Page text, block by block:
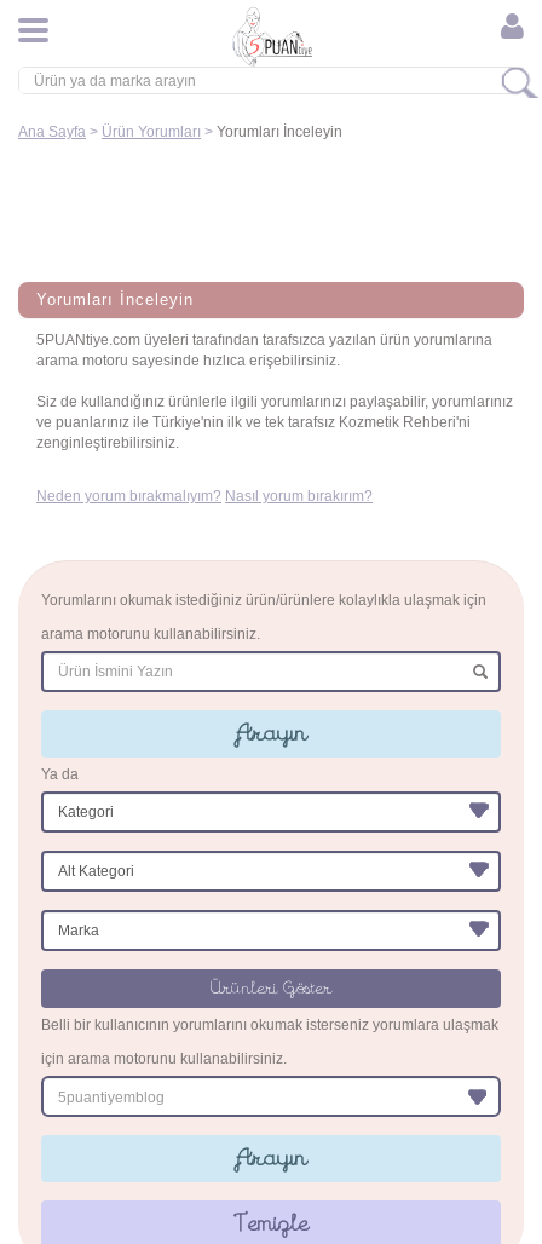
Ana Sayfa > Ürün Yorumları > Yorumları İnceleyin
Yorumları İnceleyin
5PUANtiye.com üyeleri tarafından tarafsızca yazılan ürün yorumlarına
arama motoru sayesinde hızlıca erişebilirsiniz.
Siz de kullandığınız ürünlerle ilgili yorumlarınızı paylaşabilir, yorumlarınız
ve puanlarınız ile Türkiye'nin ilk ve tek tarafsız Kozmetik Rehberi'ni
zenginleştirebilirsiniz.
Neden yorum bırakmalıyım? Nasıl yorum bırakırım?
Yorumlarını okumak istediğiniz ürün/ürünlere kolaylıkla ulaşmak için
arama motorunu kullanabilirsiniz.
Arayın
Ya da
Ürünleri Göster
Belli bir kullanıcının yorumlarını okumak isterseniz yorumlara ulaşmak
için arama motorunu kullanabilirsiniz.
5puantiyemblog
Arayın
Temizle